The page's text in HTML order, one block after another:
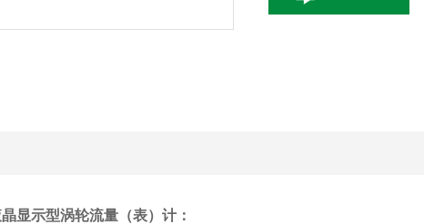
显示型涡轮流量（表）计：